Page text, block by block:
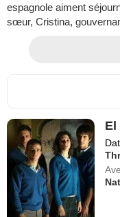
espagnole aiment
sœur, Cristina,
El